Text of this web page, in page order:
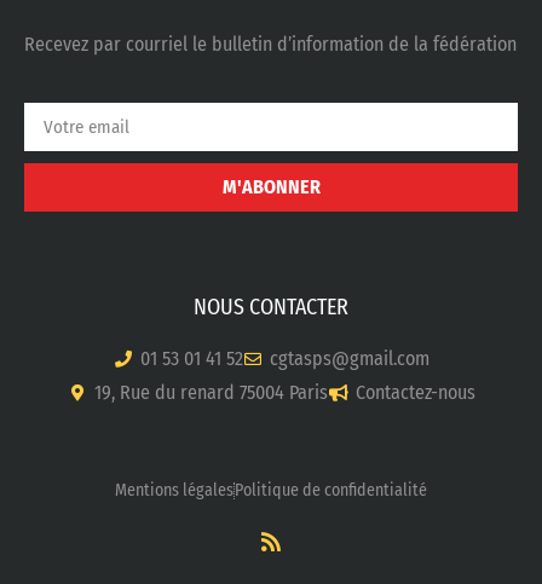
Recevez par courriel le bulletin d’information de la fédération
M'ABONNER
NOUS CONTACTER
01 53 01 41 52
cgtasps@gmail.com
19, Rue du renard 75004 Paris
Contactez-nous
Mentions légalesPolitique de confidentialité